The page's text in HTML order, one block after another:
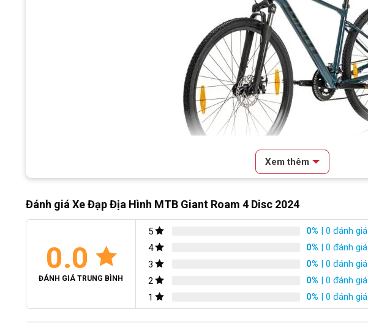
Xem thêm
Đánh giá Xe Đạp Địa Hình MTB Giant Roam 4 Disc 2024
0.0
ĐÁNH GIÁ TRUNG BÌNH
5 0% | 0 đánh giá
4
0% | 0 đánh giá
3
0% | 0 đánh giá
2
0% | 0 đánh giá
1
0% | 0 đánh giá